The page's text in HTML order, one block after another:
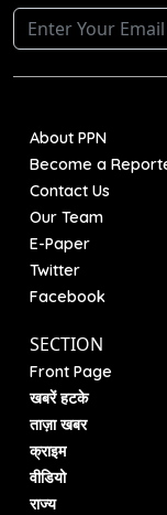
About PPN
Become a
Contact Us
Our Team
E-Paper
Twitter
Facebook
SECTION
Front Page
खबरें हटके
ताज़ा खबर
क्राइम
वीडियो
राज्य